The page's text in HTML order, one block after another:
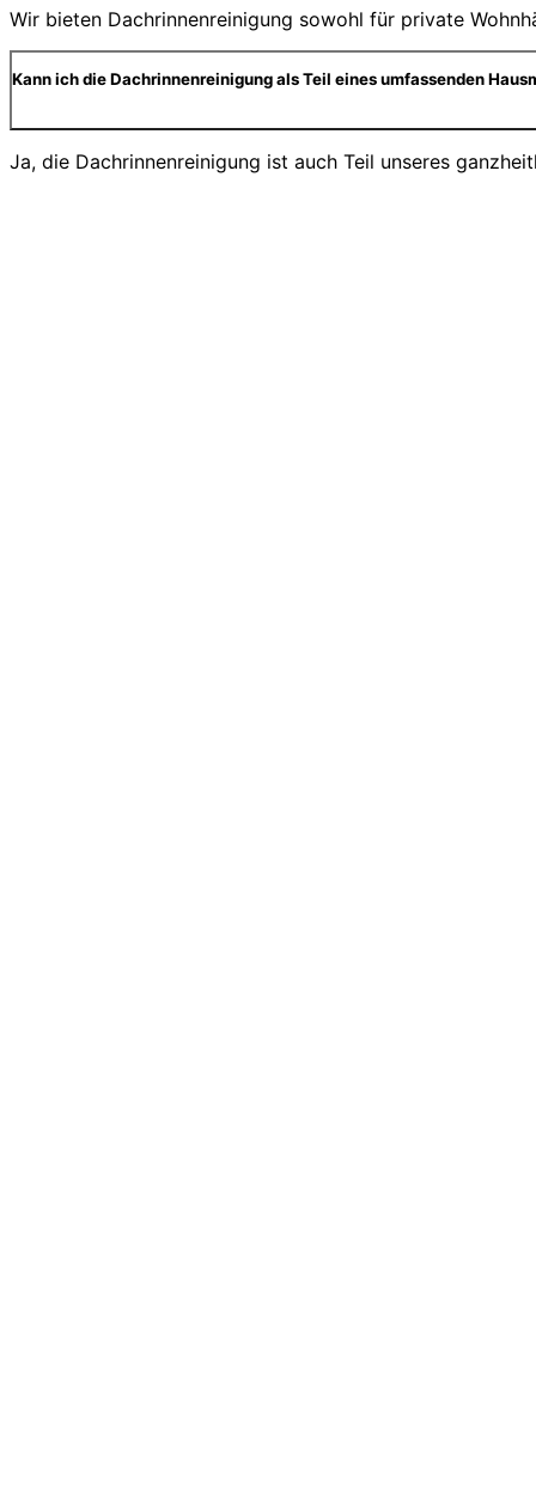
Wir bieten Dachrinnenreinigung sowohl für private
Kann ich die Dachrinnenreinigung als Teil eines umfassenden
Ja, die Dachrinnenreinigung ist auch Teil unseres